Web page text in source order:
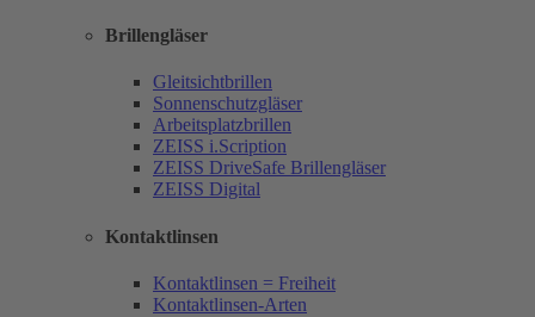
Brillengläser
Gleitsichtbrillen
Sonnenschutzgläser
Arbeitsplatzbrillen
ZEISS i.Scription
ZEISS DriveSafe Brillengläser
ZEISS Digital
Kontaktlinsen
Kontaktlinsen = Freiheit
Kontaktlinsen-Arten